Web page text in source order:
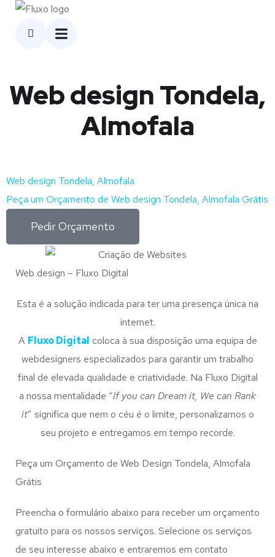
Web design Tondela,
Almofala
Web design Tondela, Almofala
Peça um Orçamento de Web design Tondela, Almofala Grátis
Pedir Orçamento
Web design – Fluxo Digital
Esta é a solução indicada para ter uma presença única na
internet.
A Fluxo Digital coloca à sua disposição uma equipa de
webdesigners especializados para garantir um trabalho
final de elevada qualidade e criatividade. Na Fluxo Digital
a nossa mentalidade “If you can Dream it, We can Rank
it” significa que nem o céu é o limite, personalizamos o
seu projeto e entregamos em tempo recorde.
Peça um Orçamento de Web Design Tondela, Almofala
Grátis
Preencha o formulário abaixo para receber um orçamento
gratuito para os nossos serviços. Selecione os serviços
de seu interesse abaixo e entraremos em contato